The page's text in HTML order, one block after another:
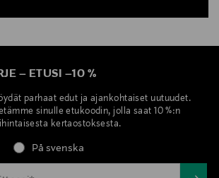
– ETUSI –10 %
parhaat edut ja ajankohtaiset uutuudet.
sinulle etukoodin, jolla saat 10 %:n
kertaostoksesta.
På svenska